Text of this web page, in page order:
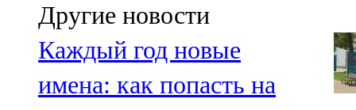
Другие новости
Каждый год новые
имена: как попасть на